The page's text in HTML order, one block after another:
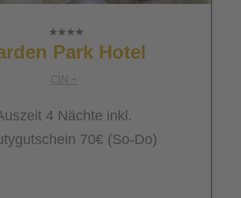
Park Hotel
CIN +
4 Nächte inkl.
70€ (So-Do)